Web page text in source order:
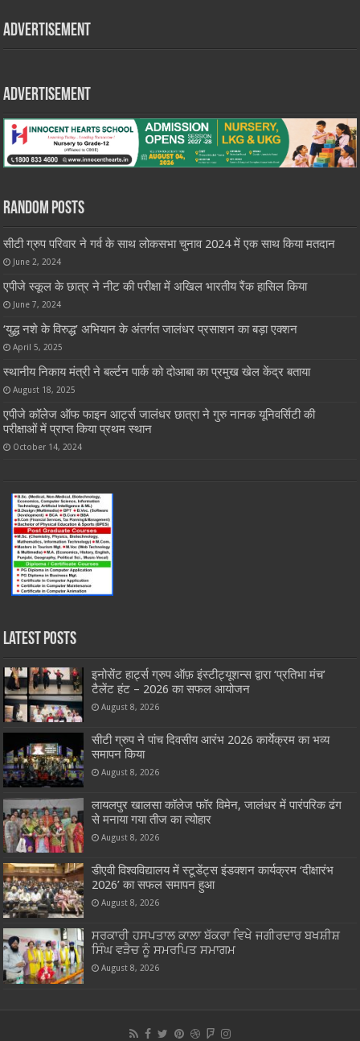
Advertisement
Advertisement
Random Posts
सीटी ग्रुप परिवार ने गर्व के साथ लोकसभा चुनाव 2024 में एक साथ किया मतदान
June 2, 2024
एपीजे स्कूल के छात्र ने नीट की परीक्षा में अखिल भारतीय रैंक हासिल किया
June 7, 2024
‘युद्ध नशे के विरुद्ध’ अभियान के अंतर्गत जालंधर प्रसाशन का बड़ा एक्शन
April 5, 2025
स्थानीय निकाय मंत्री ने बर्ल्टन पार्क को दोआबा का प्रमुख खेल केंद्र बताया
August 18, 2025
एपीजे कॉलेज ऑफ फाइन आर्ट्स जालंधर छात्रा ने गुरु नानक यूनिवर्सिटी की
परीक्षाओं में प्राप्त किया प्रथम स्थान
October 14, 2024
Latest Posts
इनोसेंट हार्ट्स ग्रुप ऑफ़ इंस्टीट्यूशन्स द्वारा ‘प्रतिभा मंच’
टैलेंट हंट – 2026 का सफल आयोजन
August 8, 2026
सीटी ग्रुप ने पांच दिवसीय आरंभ 2026 कार्येक्रम का भव्य
समापन किया
August 8, 2026
लायलपुर खालसा कॉलेज फॉर विमेन, जालंधर में पारंपरिक ढंग
से मनाया गया तीज का त्योहार
August 8, 2026
डीएवी विश्वविद्यालय में स्टूडेंट्स इंडक्शन कार्यक्रम ‘दीक्षारंभ
2026’ का सफल समापन हुआ
August 8, 2026
ਸਰਕਾਰੀ ਹਸਪਤਾਲ ਕਾਲਾ ਬੱਕਰਾ ਵਿਖੇ ਜਗੀਰਦਾਰ ਬਖਸ਼ੀਸ਼
ਸਿੰਘ ਵੜੈਚ ਨੂੰ ਸਮਰਪਿਤ ਸਮਾਗਮ
August 8, 2026